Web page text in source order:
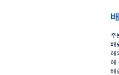
주
배
해
해
배